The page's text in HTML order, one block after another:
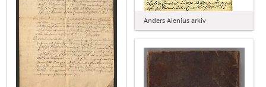
Anders Alenius arkiv